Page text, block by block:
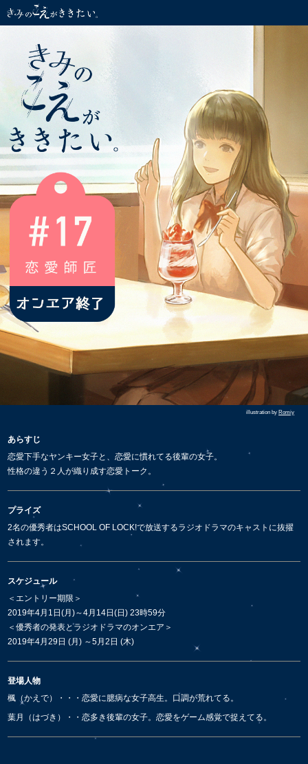
illustration by Romiy
あらすじ
恋愛下手なヤンキー女子と、恋愛に慣れてる後輩の女子。
性格の違う２人が織り成す恋愛トーク。
プライズ
2名の優秀者はSCHOOL OF LOCK!で放送するラジオドラマのキャストに抜擢
されます。
スケジュール
＜エントリー期限＞
2019年4月1日(月)～4月14日(日) 23時59分
＜優秀者の発表とラジオドラマのオンエア＞
2019年4月29日 (月) ～5月2日 (木)
登場人物
楓（かえで）・・・恋愛に臆病な女子高生。口調が荒れてる。
葉月（はづき）・・恋多き後輩の女子。恋愛をゲーム感覚で捉えてる。